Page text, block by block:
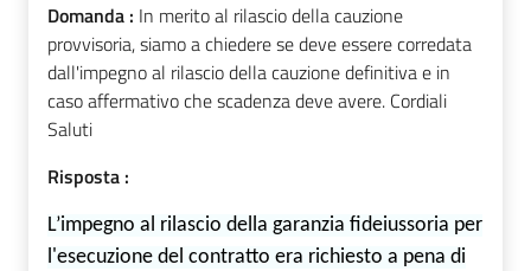
Domanda : In merito al rilascio della cauzione
provvisoria, siamo a chiedere se deve essere corredata
dall'impegno al rilascio della cauzione definitiva e in
caso affermativo che scadenza deve avere. Cordiali
Saluti
Risposta :
L’impegno al rilascio della garanzia fideiussoria per
l'esecuzione del contratto era richiesto a pena di